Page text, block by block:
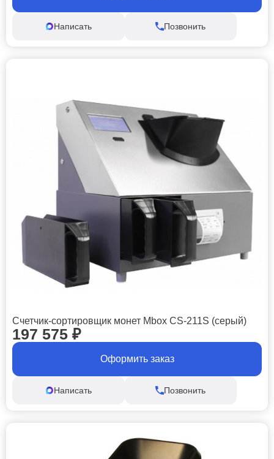
Написать Позвонить
Счетчик-сортировщик монет Mbox CS-211S (серый)
197 575 ₽
Оформить заказ
Написать Позвонить